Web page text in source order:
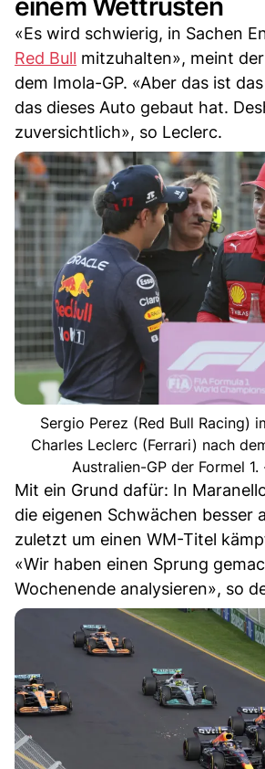
einem Wettrüsten
«Es wird schwierig, in Sachen
Red Bull mitzuhalten», meint
dem Imola-GP. «Aber das ist
das dieses Auto gebaut hat.
zuversichtlich», so Leclerc.
Sergio Perez (Red Bull Racing)
Charles Leclerc (Ferrari) nach
Australien-GP der Formel
Mit ein Grund dafür: In
die eigenen Schwächen besser
zuletzt um einen WM-Titel
«Wir haben einen Sprung
Wochenende analysieren», so